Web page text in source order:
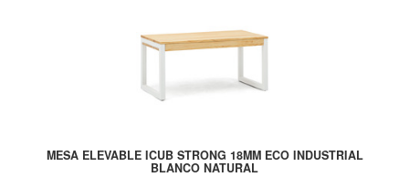
MESA ELEVABLE ICUB STRONG 18MM ECO INDUSTRIAL
BLANCO NATURAL